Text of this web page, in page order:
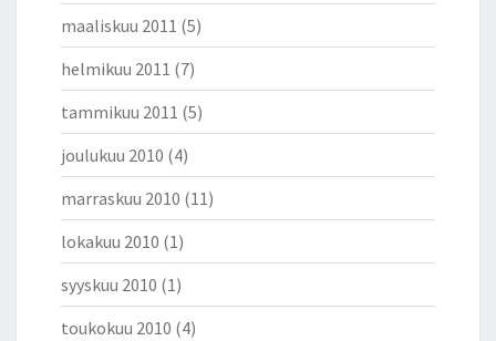
maaliskuu 2011 (5)
helmikuu 2011 (7)
tammikuu 2011 (5)
joulukuu 2010 (4)
marraskuu 2010 (11)
lokakuu 2010 (1)
syyskuu 2010 (1)
toukokuu 2010 (4)